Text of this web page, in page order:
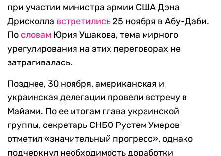
при участии министра армии США Дэна
Дрисколла встретились25 ноября в Абу-Даби.
По словам Юрия Ушакова, тема мирного
урегулирования на этих переговорах не
затрагивалась.
Позднее, 30 ноября, американская и
украинская делегации провели встречу в
Майами. По ее итогам глава украинской
группы, секретарь СНБО Рустем Умеров
отметил «значительный прогресс», однако
подчеркнул необходимость доработки